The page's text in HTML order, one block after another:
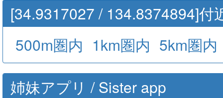
[34.9317027 / 134.8374894]付
500m圏内 1km圏内 5km圏内
姉妹アプリ / Sister app